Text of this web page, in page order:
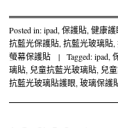
Posted in:ipad,保護貼,健康
抗藍光保護貼,抗藍光玻璃貼,
螢幕保護貼
| Tagged:ipad,
璃貼, 兒童抗藍光玻璃貼, 兒
抗藍光玻璃貼護眼,玻璃保護